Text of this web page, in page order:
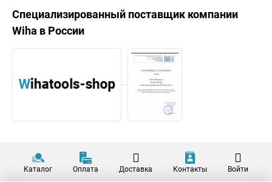
Специализированный поставщик компании
Wiha в России
Каталог Оплата Доставка Контакты Войти